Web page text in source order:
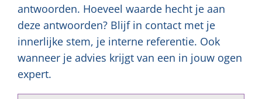
antwoorden. Hoeveel waarde hecht je aan
deze antwoorden? Blijf in contact met je
innerlijke stem, je interne referentie. Ook
wanneer je advies krijgt van een in jouw ogen
expert.